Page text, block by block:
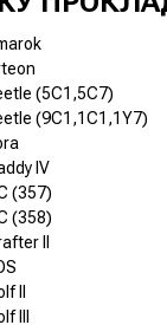
(5C1,5C7)
(9C1,1C1,1Y7)
IV
(357)
(358)
II
II
III